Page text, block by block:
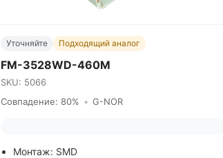
Уточняйте Подходящий аналог
FM-3528WD-460M
SKU: 5066
Совпадение: 80% • G-NOR
Монтаж: SMD